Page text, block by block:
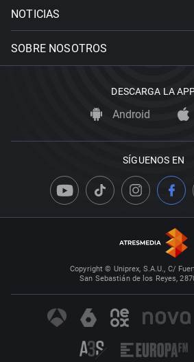
NOTICIAS
SOBRE NOSOTROS
DESCARGA LA
Android
SÍGUENOS EN
Copyright © Uniprex, S.A.U., C/
San Sebastián de los Reyes,